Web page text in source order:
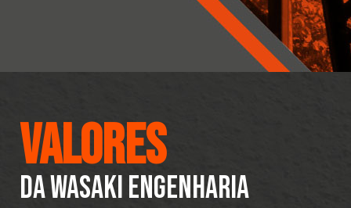
Valores
da wasaki engenharia